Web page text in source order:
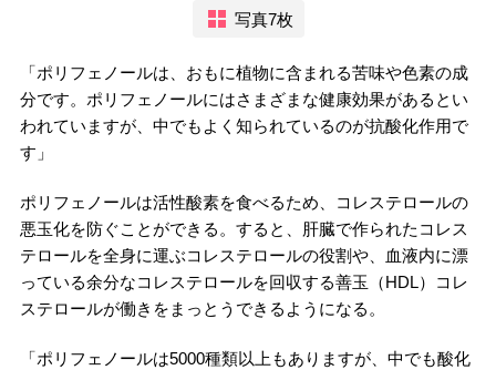
写真7枚
「ポリフェノールは、おもに植物に含まれる苦味や色素の成
分です。ポリフェノールにはさまざまな健康効果があるとい
われていますが、中でもよく知られているのが抗酸化作用で
す」
ポリフェノールは活性酸素を食べるため、コレステロールの
悪玉化を防ぐことができる。すると、肝臓で作られたコレス
テロールを全身に運ぶコレステロールの役割や、血液内に漂
っている余分なコレステロールを回収する善玉（HDL）コレ
ステロールが働きをまっとうできるようになる。
「ポリフェノールは5000種類以上もありますが、中でも酸化